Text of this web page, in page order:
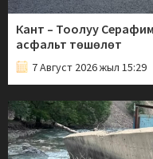
Кант – Тоолуу
асфальт төшөлөт
7 Август 2026 жыл 15:29